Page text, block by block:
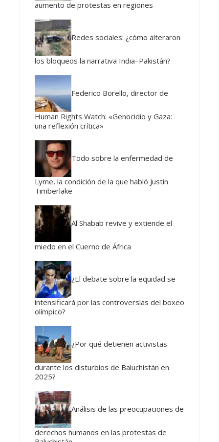
aumento de protestas en regiones
Redes sociales: ¿cómo alteraron
los bloqueos la narrativa India–Pakistán?
Federico Borello, director de
Human Rights Watch: «Genocidio y Gaza:
una reflexión crítica»
Todo sobre la enfermedad de
Lyme, la condición de la que habló Justin
Timberlake
Al Shabab revive y extiende el
miedo en el Cuerno de África
¿El debate sobre la equidad se
intensificará por las controversias del boxeo
olímpico?
¿Por qué detienen activistas
durante los disturbios de Baluchistán en
2025?
Análisis de las preocupaciones de
derechos humanos en las protestas de